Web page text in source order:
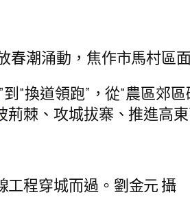
春潮涌動，焦作市馬村區
到“換道領跑”，從“農區郊
荊棘、攻城拔寨、推進高
工程穿城而過。劉金元 攝